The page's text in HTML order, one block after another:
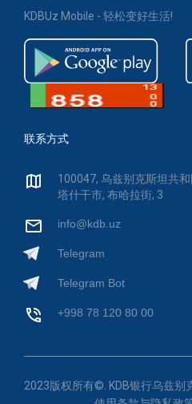
KDBUz Mobile - 轻松变好生活!
联系方式
100047, 乌兹别克斯坦共和
塔什干市, 布哈拉街, 3
info@kdb.uz
Telegram
Telegram Bot
+998 78 120 80 00
2023版权所有©. KDB银行乌兹别